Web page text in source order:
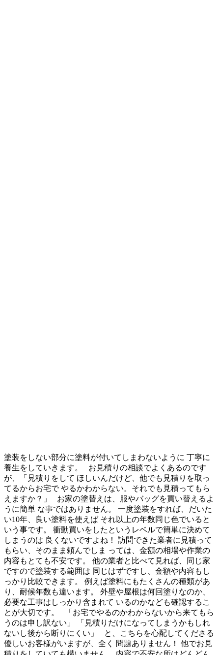
塗装をしない部分に塗料が付いてしまわないように 丁寧に
養生をしていきます。 お見積りの相談でよくあるのです
が、「見積りをして ほしいんだけど、他でも見積りを取っ
てるからお宅で やるかわからない。それでも見積ってもら
えますか？」 お家の塗替えは、服やバッグを買い替えるよ
うに簡単 な事ではありません。 一度塗装をすれば、だいた
い10年、良い塗料を使えば それ以上の年数同じ色でいると
いう事です。 衝動買いをしたというレベルで簡単に決めて
しまうのは 良くないですよね！ 訪問できた業者に見積って
もらい、そのまま頼んでしま っては、金額の相場や作業の
内容もとても不安です。 他の業者と比べて見れば、同じ家
ですので塗装する範囲は 同じはずですし、金額や内容もし
っかり比較できます。 例えば塗料にもたくさんの種類があ
り、耐候年数も違います。 外壁や屋根は何回塗りなのか、
必要な工事はしっかり含まれて いるのかなども確認するこ
とが大切です。 「お宅でやるのかわからないから来てもら
うのは申し訳ない」 「見積りだけになってしまうかもしれ
ないし後から断りにくい」 と、こちらを心配してくださる
優しいお客様がいますが、全く 問題ありません！ 他でお見